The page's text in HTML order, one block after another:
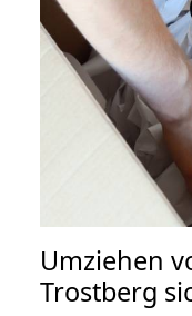
Umziehen
Trostberg